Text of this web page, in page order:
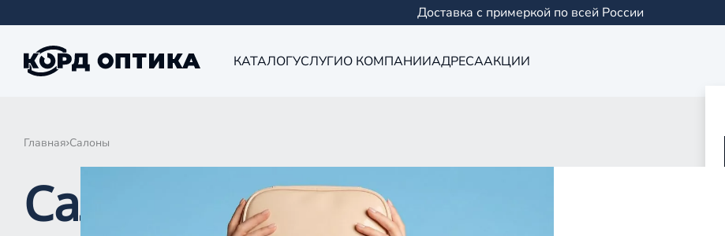
Доставка с примеркой по всей России
КАТАЛОГУСЛУГИО КОМПАНИИАДРЕСААКЦИИ
Главная Салоны
Салоны КОРД Оптика в Самаре